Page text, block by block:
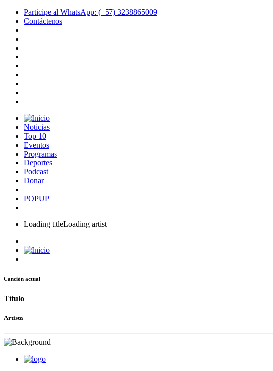
Participe al WhatsApp: (+57) 3238865009
Contáctenos
Noticias
Top 10
Eventos
Programas
Deportes
Podcast
Donar
POPUP
Loading titleLoading artist
Canción actual
Título
Artista